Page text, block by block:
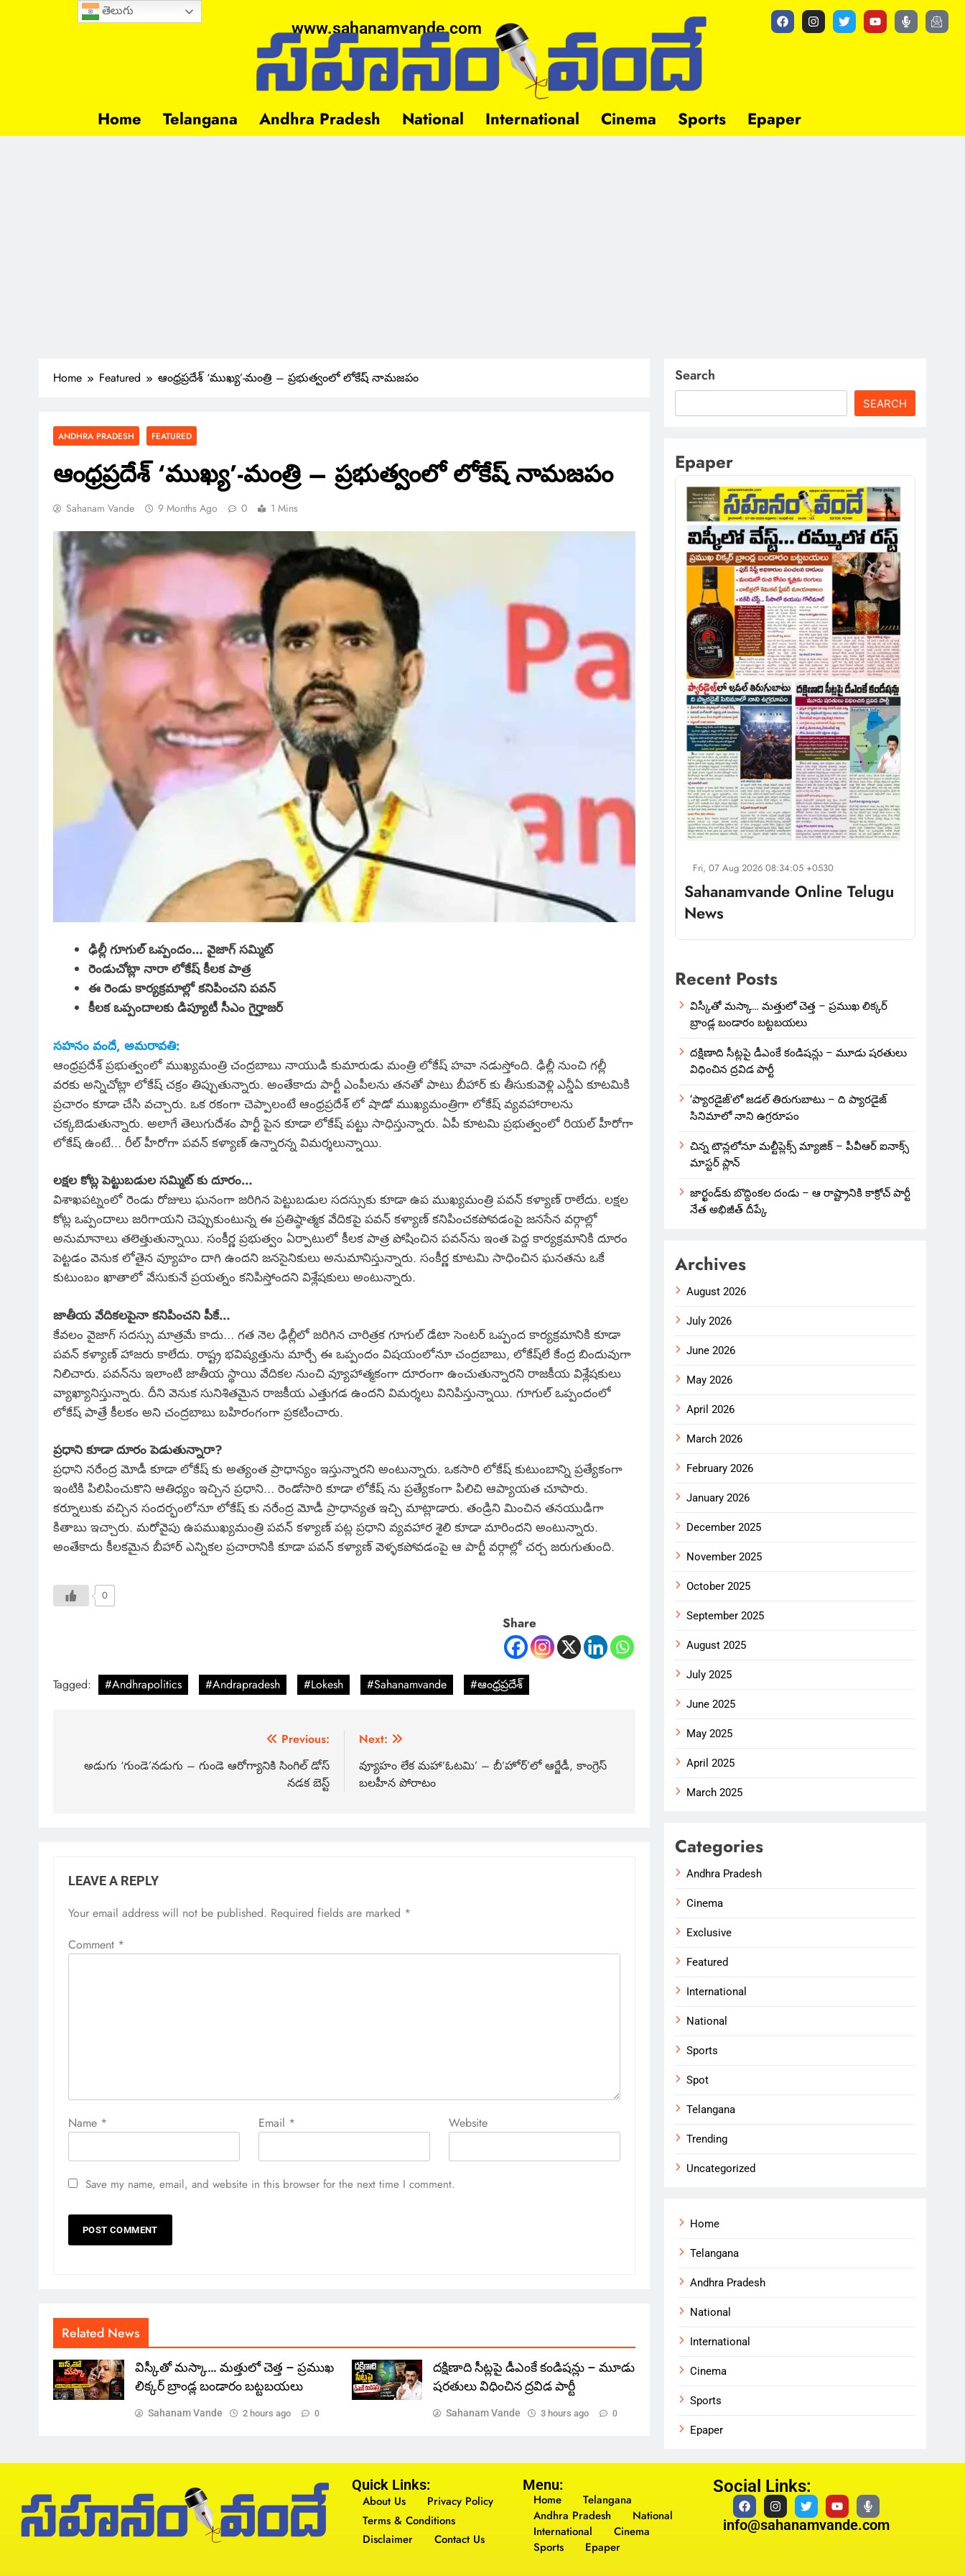
www.sahanamvande.com
Home Telangana Andhra Pradesh National International Cinema Sports Epaper
Home Featured ఆంధ్రప్రదేశ్ ‘ముఖ్య’-మంత్రి – ప్రభుత్వంలో లోకేష్ నామజపం
ANDHRA PRADESH FEATURED
ఆంధ్రప్రదేశ్ ‘ముఖ్య’-మంత్రి – ప్రభుత్వంలో లోకేష్ నామజపం
Sahanam Vande 9 Months Ago 0 1 Mins
ఢిల్లీ గూగుల్ ఒప్పందం… వైజాగ్ సమ్మిట్
రెండుచోట్లా నారా లోకేష్ కీలక పాత్ర
ఈ రెండు కార్యక్రమాల్లో కనిపించని పవన్
కీలక ఒప్పందాలకు డిప్యూటీ సీఎం గైర్హాజర్
సహనం వందే, అమరావతి:
ఆంధ్రప్రదేశ్ ప్రభుత్వంలో ముఖ్యమంత్రి చంద్రబాబు నాయుడి కుమారుడు మంత్రి లోకేష్ హవా నడుస్తోంది. ఢిల్లీ నుంచి గల్లీ
వరకు అన్నిచోట్లా లోకేష్ చక్రం తిప్పుతున్నారు. అంతేకాదు పార్టీ ఎంపీలను తనతో పాటు బీహార్ కు తీసుకువెళ్లి ఎన్డీఏ కూటమికి
ప్రచారం కూడా చేసి వచ్చారు. ఒక రకంగా చెప్పాలంటే ఆంధ్రప్రదేశ్ లో షాడో ముఖ్యమంత్రిగా లోకేష్ వ్యవహారాలను
చక్కబెడుతున్నారు. అలాగే తెలుగుదేశం పార్టీ పైన కూడా లోకేష్ పట్టు సాధిస్తున్నారు. ఏపీ కూటమి ప్రభుత్వంలో రియల్ హీరోగా
లోకేష్ ఉంటే… రీల్ హీరోగా పవన్ కళ్యాణ్ ఉన్నారన్న విమర్శలున్నాయి.
లక్షల కోట్ల పెట్టుబడుల సమ్మిట్ కు దూరం…
విశాఖపట్నంలో రెండు రోజులు ఘనంగా జరిగిన పెట్టుబడుల సదస్సుకు కూడా ఉప ముఖ్యమంత్రి పవన్ కళ్యాణ్‌ రాలేదు. లక్షల
కోట్ల ఒప్పందాలు జరిగాయని చెప్పుకుంటున్న ఈ ప్రతిష్ఠాత్మక వేదికపై పవన్ కళ్యాణ్ కనిపించకపోవడంపై జనసేన వర్గాల్లో
అనుమానాలు తలెత్తుతున్నాయి. సంకీర్ణ ప్రభుత్వం ఏర్పాటులో కీలక పాత్ర పోషించిన పవన్‌ను ఇంత పెద్ద కార్యక్రమానికి దూరం
పెట్టడం వెనుక లోతైన వ్యూహం దాగి ఉందని జనసైనికులు అనుమానిస్తున్నారు. సంకీర్ణ కూటమి సాధించిన ఘనతను ఒకే
కుటుంబం ఖాతాలో వేసుకునే ప్రయత్నం కనిపిస్తోందని విశ్లేషకులు అంటున్నారు.
జాతీయ వేదికలపైనా కనిపించని పీకే…
కేవలం వైజాగ్ సదస్సు మాత్రమే కాదు… గత నెల ఢిల్లీలో జరిగిన చారిత్రక గూగుల్ డేటా సెంటర్ ఒప్పంద కార్యక్రమానికి కూడా
పవన్ కళ్యాణ్ హాజరు కాలేదు. రాష్ట్ర భవిష్యత్తును మార్చే ఈ ఒప్పందం విషయంలోనూ చంద్రబాబు, లోకేష్‌లే కేంద్ర బిందువుగా
నిలిచారు. పవన్‌ను ఇలాంటి జాతీయ స్థాయి వేదికల నుంచి వ్యూహాత్మకంగా దూరంగా ఉంచుతున్నారని రాజకీయ విశ్లేషకులు
వ్యాఖ్యానిస్తున్నారు. దీని వెనుక సునిశితమైన రాజకీయ ఎత్తుగడ ఉందని విమర్శలు వినిపిస్తున్నాయి. గూగుల్ ఒప్పందంలో
లోకేష్ పాత్రే కీలకం అని చంద్రబాబు బహిరంగంగా ప్రకటించారు.
ప్రధాని కూడా దూరం పెడుతున్నారా?
ప్రధాని నరేంద్ర మోడీ కూడా లోకేష్ కు అత్యంత ప్రాధాన్యం ఇస్తున్నారని అంటున్నారు. ఒకసారి లోకేష్ కుటుంబాన్ని ప్రత్యేకంగా
ఇంటికి పిలిపించుకొని ఆతిధ్యం ఇచ్చిన ప్రధాని… రెండోసారి కూడా లోకేష్ ను ప్రత్యేకంగా పిలిచి ఆప్యాయత చూపారు.
కర్నూలుకు వచ్చిన సందర్భంలోనూ లోకేష్ కు నరేంద్ర మోడీ ప్రాధాన్యత ఇచ్చి మాట్లాడారు. తండ్రిని మించిన తనయుడిగా
కితాబు ఇచ్చారు. మరోవైపు ఉపముఖ్యమంత్రి పవన్ కళ్యాణ్ పట్ల ప్రధాని వ్యవహార శైలి కూడా మారిందని అంటున్నారు.
అంతేకాదు కీలకమైన బీహార్ ఎన్నికల ప్రచారానికి కూడా పవన్ కళ్యాణ్ వెళ్ళకపోవడంపై ఆ పార్టీ వర్గాల్లో చర్చ జరుగుతుంది.
0
Share
Tagged: #Andhrapolitics #Andrapradesh #Lokesh #Sahanamvande #ఆంధ్రప్రదేశ్
Previous:
అడుగు ‘గుండె’నడుగు – గుండె ఆరోగ్యానికి సింగిల్ డోస్
నడక బెస్ట్
Next:
వ్యూహం లేక మహా’ఓటమి’ – బీ’హోర్’లో ఆర్జేడీ, కాంగ్రెస్
బలహీన పోరాటం
LEAVE A REPLY
Your email address will not be published. Required fields are marked *
Comment *
Name * Email * Website
Save my name, email, and website in this browser for the next time I comment.
Related News
విస్కీతో మస్కా… మత్తులో చెత్త – ప్రముఖ
లిక్కర్ బ్రాండ్ల బండారం బట్టబయలు
Sahanam Vande 2 hours ago 0
దక్షిణాది సీట్లపై డీఎంకే కండిషన్లు – మూడు
షరతులు విధించిన ద్రవిడ పార్టీ
Sahanam Vande 3 hours ago 0
Search
SEARCH
Epaper
Fri, 07 Aug 2026 08:34:05 +0530
Sahanamvande Online Telugu
News
Recent Posts
విస్కీతో మస్కా… మత్తులో చెత్త – ప్రముఖ లిక్కర్
బ్రాండ్ల బండారం బట్టబయలు
దక్షిణాది సీట్లపై డీఎంకే కండిషన్లు – మూడు షరతులు
విధించిన ద్రవిడ పార్టీ
‘ప్యారడైజ్’లో జడల్ తిరుగుబాటు – ది ప్యారడైజ్
సినిమాలో నాని ఉగ్రరూపం
చిన్న టౌన్లలోనూ మల్టీప్లెక్స్‌ మ్యాజిక్ – పీవీఆర్ ఐనాక్స్
మాస్టర్ ప్లాన్
జార్ఖండ్‌కు బొద్దింకల దండు – ఆ రాష్ట్రానికి కాక్రోచ్ పార్టీ
నేత అభిజీత్ దీప్కే
Archives
August 2026
July 2026
June 2026
May 2026
April 2026
March 2026
February 2026
January 2026
December 2025
November 2025
October 2025
September 2025
August 2025
July 2025
June 2025
May 2025
April 2025
March 2025
Categories
Andhra Pradesh
Cinema
Exclusive
Featured
International
National
Sports
Spot
Telangana
Trending
Uncategorized
Home
Telangana
Andhra Pradesh
National
International
Cinema
Sports
Epaper
Quick Links:
About Us
Privacy Policy
Terms & Conditions
Disclaimer
Contact Us
Menu:
Home
Telangana
Andhra Pradesh
National
International
Cinema
Sports
Epaper
Social Links:
info@sahanamvande.com
తెలుగు